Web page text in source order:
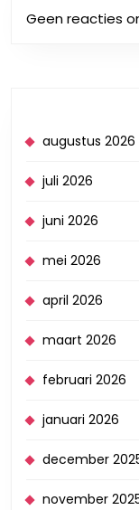
Geen reacties
augustus 2026
juli 2026
juni 2026
mei 2026
april 2026
maart 2026
februari 2026
januari 2026
december
november